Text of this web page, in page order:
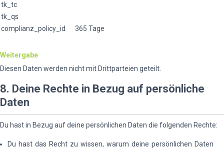
tk_tc
tk_qs
complianz_policy_id
365 Tage
Weitergabe
Diesen Daten werden nicht mit Drittparteien geteilt.
8. Deine Rechte in Bezug auf persönliche
Daten
Du hast in Bezug auf deine persönlichen Daten die folgenden Rechte:
Du hast das Recht zu wissen, warum deine persönlichen Daten